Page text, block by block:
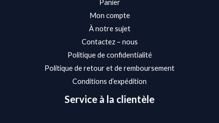
Panier
Mon compte
À notre sujet
Contactez – nous
Politique de confidentialité
Politique de retour et de remboursement
Conditions d’expédition
Service à la clientèle